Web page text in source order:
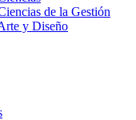
de la Gestión
y Diseño